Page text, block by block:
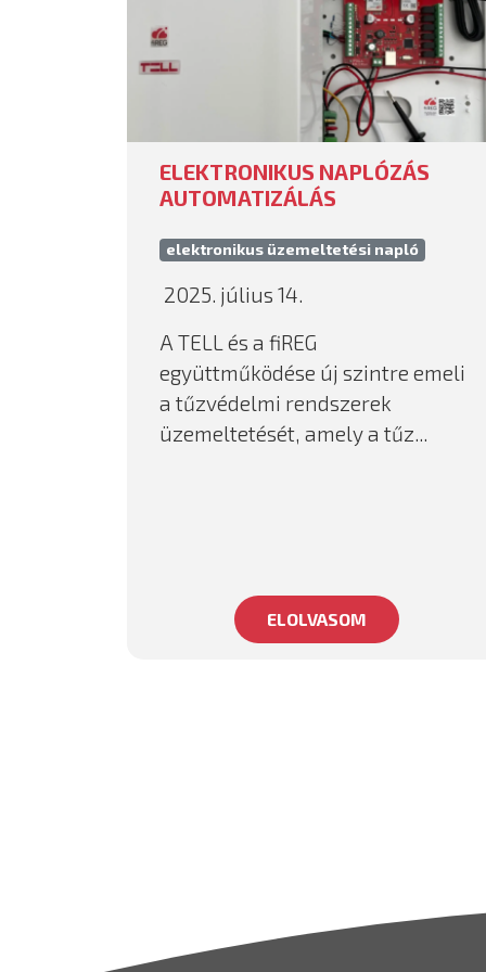
ELEKTRONIKUS NAPLÓZÁS
AUTOMATIZÁLÁS
elektronikus üzemeltetési napló
2025. július 14.
A TELL és a fiREG
együttműködése új szintre emeli
a tűzvédelmi rendszerek
üzemeltetését, amely a tűz...
ELOLVASOM